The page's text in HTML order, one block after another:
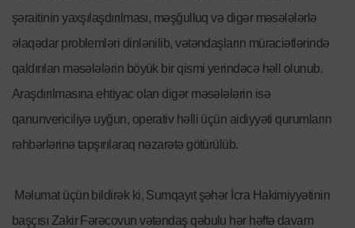
şəraitinin yaxşılaşdırılması, məşğulluq və digər məsələlərlə
əlaqədar problemləri dinlənilib, vətəndaşların müraciətlərində
qaldırılan məsələlərin böyük bir qismi yerindəcə həll olunub.
Araşdırılmasına ehtiyac olan digər məsələlərin isə
qanunvericiliyə uyğun, operativ həlli üçün aidiyyəti qurumların
rəhbərlərinə tapşırılaraq nəzarətə götürülüb.
Məlumat üçün bildirək ki, Sumqayıt şəhər İcra Hakimiyyətinin
başçısı Zakir Fərəcovun vətəndaş qəbulu hər həftə davam